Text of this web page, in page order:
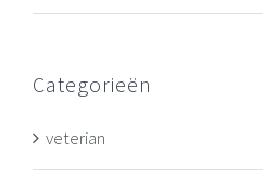
Categorieën
veterian